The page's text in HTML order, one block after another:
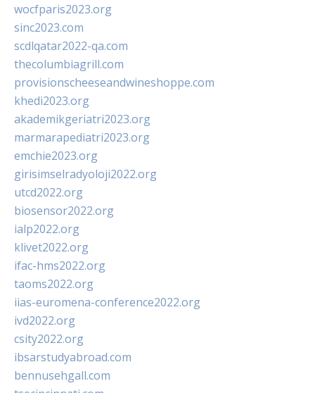
wocfparis2023.org
sinc2023.com
scdlqatar2022-qa.com
thecolumbiagrill.com
provisionscheeseandwineshoppe.com
khedi2023.org
akademikgeriatri2023.org
marmarapediatri2023.org
emchie2023.org
girisimselradyoloji2022.org
utcd2022.org
biosensor2022.org
ialp2022.org
klivet2022.org
ifac-hms2022.org
taoms2022.org
iias-euromena-conference2022.org
ivd2022.org
csity2022.org
ibsarstudyabroad.com
bennusehgall.com